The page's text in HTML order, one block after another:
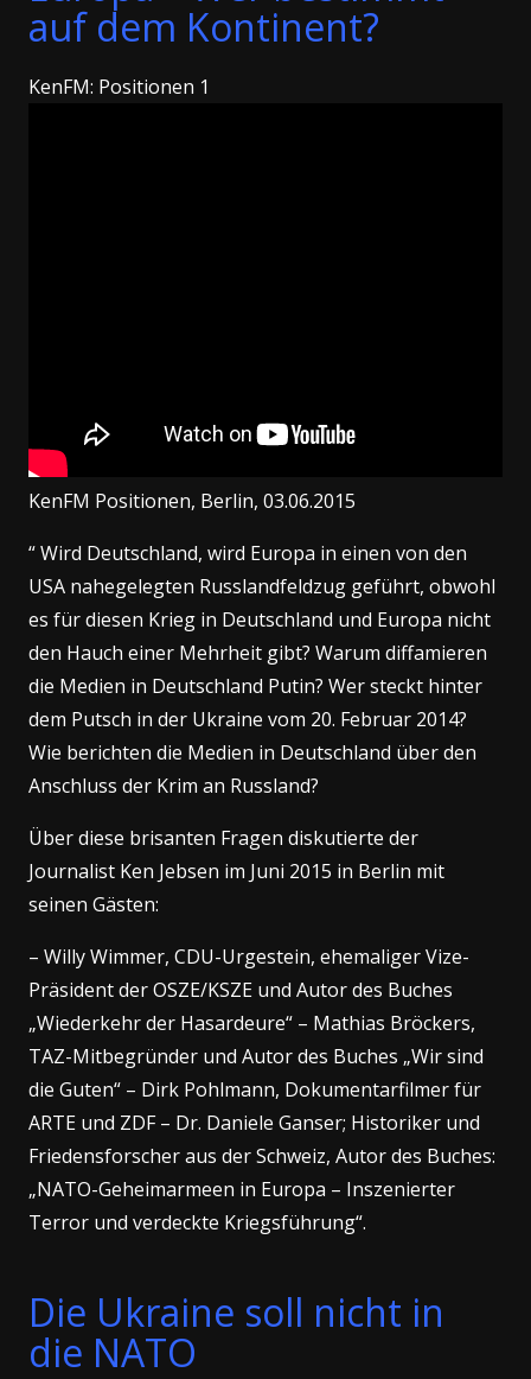
auf dem Kontinent?
KenFM: Positionen 1
KenFM Positionen, Berlin, 03.06.2015
“ Wird Deutschland, wird Europa in einen von den
USA nahegelegten Russlandfeldzug geführt, obwohl
es für diesen Krieg in Deutschland und Europa nicht
den Hauch einer Mehrheit gibt? Warum diffamieren
die Medien in Deutschland Putin? Wer steckt hinter
dem Putsch in der Ukraine vom 20. Februar 2014?
Wie berichten die Medien in Deutschland über den
Anschluss der Krim an Russland?
Über diese brisanten Fragen diskutierte der
Journalist Ken Jebsen im Juni 2015 in Berlin mit
seinen Gästen:
– Willy Wimmer, CDU-Urgestein, ehemaliger Vize-
Präsident der OSZE/KSZE und Autor des Buches
„Wiederkehr der Hasardeure“ – Mathias Bröckers,
TAZ-Mitbegründer und Autor des Buches „Wir sind
die Guten“ – Dirk Pohlmann, Dokumentarfilmer für
ARTE und ZDF – Dr. Daniele Ganser; Historiker und
Friedensforscher aus der Schweiz, Autor des Buches:
„NATO-Geheimarmeen in Europa – Inszenierter
Terror und verdeckte Kriegsführung“.
Die Ukraine soll nicht in
die NATO